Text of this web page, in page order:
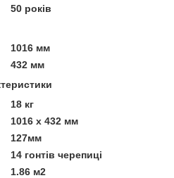
50 років
1016 мм
432 мм
18 кг
1016 х 432 мм
127мм
14 гонтів черепиці
1.86 м2